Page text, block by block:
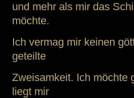
und mehr als mir das
möchte.
Ich vermag mir keinen
geteilte
Zweisamkeit. Ich möchte
liegt mir